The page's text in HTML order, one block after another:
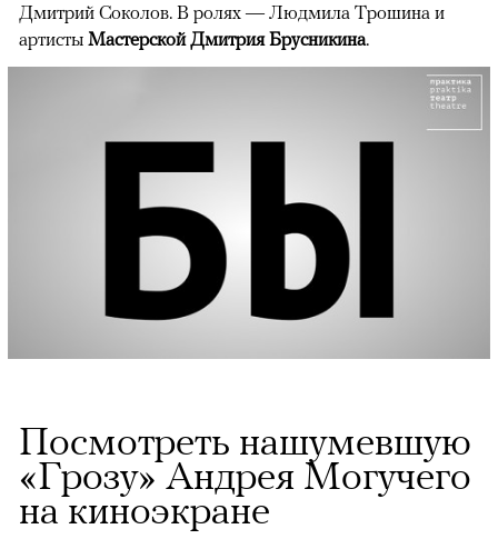
Дмитрий Соколов. В ролях — Людмила Трошина и
артисты Мастерской Дмитрия Брусникина.
Посмотреть нашумевшую
«Грозу» Андрея Могучего
на киноэкране